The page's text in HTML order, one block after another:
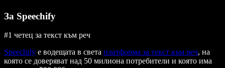
За Speechify
#1 четец за текст към реч
Speechify е водещата в света платформа за текст към реч, на
която се доверяват над 50 милиона потребители и която има